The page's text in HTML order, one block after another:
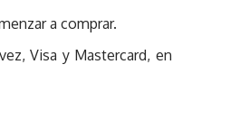
a comprar.
Visa y Mastercard, en